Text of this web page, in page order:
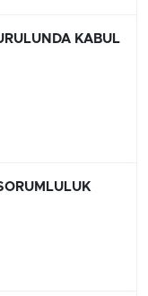
KABUL